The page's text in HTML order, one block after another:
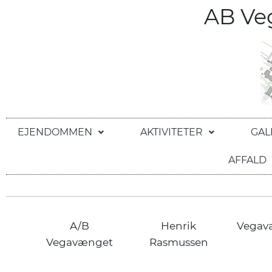
AB
EJENDOMMEN AKTIVITETER
AFFALD
A/B
Vegavænget
Henrik
Rasmussen